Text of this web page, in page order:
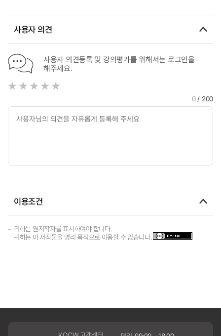
MultiBeam Swath Sonar System
사용자 의견
사용자 의견등록 및 강의평가를 위해서는 로그인을
해주세요.
0/ 200
이용조건
귀하는 원저작자를 표시하여야 합니다.
귀하는 이 저작물을 영리 목적으로 이용할 수 없습니다.